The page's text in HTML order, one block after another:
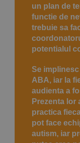
un plan de
functie de
trebuie sa
potentialul
Se
ABA, iar la
audienta a
Prezenta lor
practica
pot face
autism, iar